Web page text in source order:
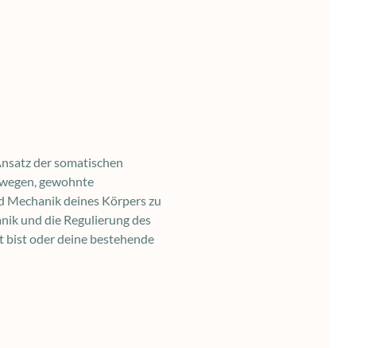
der somatischen
gewohnte
Mechanik deines Körpers zu
und die Regulierung des
bist oder deine bestehende